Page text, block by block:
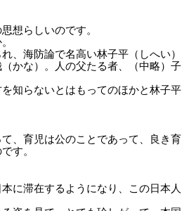
想らしいのです。
、海防論で名高い林子平（しへい）
かな）。人の父たる者、（中略）子
知らないとはもってのほかと林子平
、育児は公のことであって、良き育
す。
に滞在するようになり、この日本人